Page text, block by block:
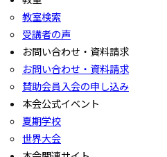
教室検索
受講者の声
お問い合わせ・資料請求
お問い合わせ・資料請求
賛助会員入会の申し込み
本会公式イベント
夏期学校
世界大会